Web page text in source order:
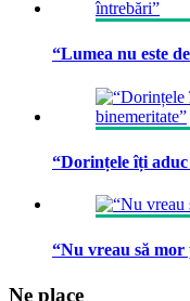
“Lumea nu este
“Dorințele îți
“Nu vreau să mor
Ne place